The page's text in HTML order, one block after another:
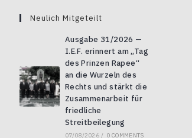
Neulich Mitgeteilt
Ausgabe 31/2026 —
I.E.F. erinnert am „Tag
des Prinzen Rapee“
an die Wurzeln des
Rechts und stärkt die
Zusammenarbeit für
friedliche
Streitbeilegung
07/08/2026 / 0 COMMENTS